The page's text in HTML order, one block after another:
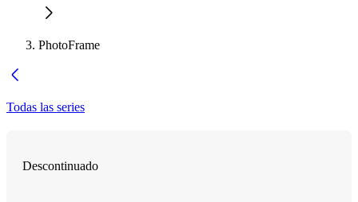
PhotoFrame
Todas las series
Descontinuado